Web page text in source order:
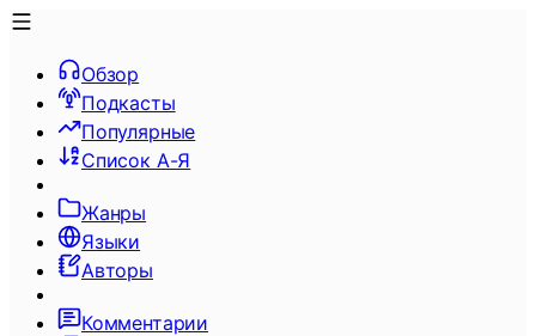
Обзор
Подкасты
Популярные
Список А-Я
Жанры
Языки
Авторы
Комментарии